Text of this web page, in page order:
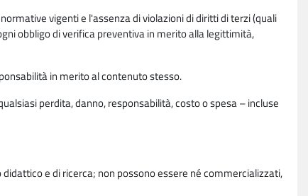
vigenti e l'assenza di violazioni di diritti di terzi (quali
obbligo di verifica preventiva in merito alla legittimità,
in merito al contenuto stesso.
perdita, danno, responsabilità, costo o spesa – incluse
e di ricerca; non possono essere né commercializzati,